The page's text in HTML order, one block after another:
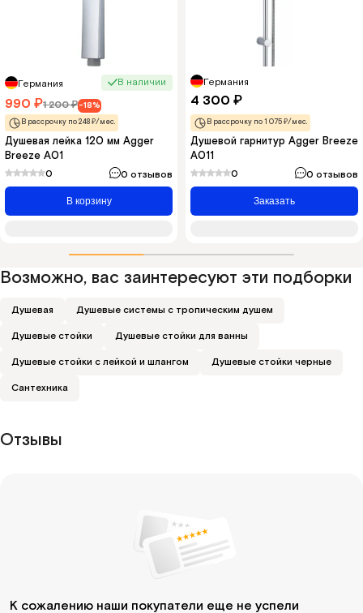
Германия
В наличии
1 200₽
990 ₽ -18%
В рассрочку по 248 ₽/мес.
Душевая лейка 120 мм Agger
Breeze A01
0 0 отзывов
В корзину
Германия
4 300 ₽
В рассрочку по 1 075 ₽/мес.
Душевой гарнитур Agger Breeze
A011
0 0 отзывов
Заказать
Возможно, вас заинтересуют эти подборки
Душевая Душевые системы с тропическим душем
Душевые стойки Душевые стойки для ванны
Душевые стойки с лейкой и шлангом Душевые стойки черные
Сантехника
Отзывы
К сожалению наши покупатели еще не успели